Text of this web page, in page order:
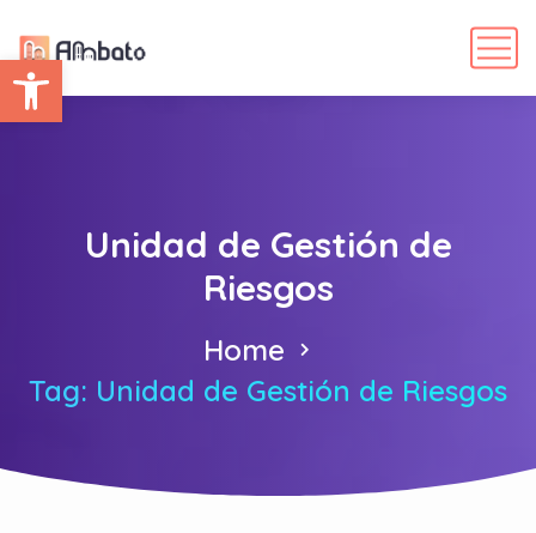
Abrir barra de herramientas
Unidad de Gestión de
Riesgos
Home
Tag: Unidad de Gestión de Riesgos